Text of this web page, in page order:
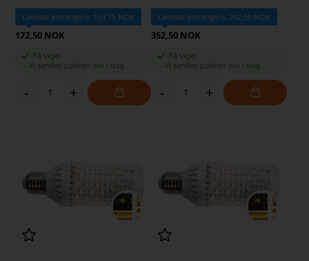
Laveste enhetspris: 153,75 NOK
172,50 NOK
På lager
-Vi sender pakken din i dag
- +
Laveste enhetspris: 292,50 NOK
352,50 NOK
På lager
Vi sender pakken din i dag
- +